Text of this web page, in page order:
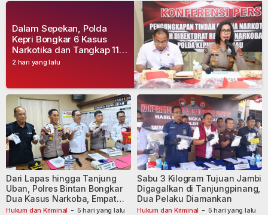
2 hari yang lalu
Dalam Sepekan, Polda
Kepri Bongkar 6 Kasus
Narkotika dan Tangkap 11
Tersangka
Hukum dan Kriminal - 5 hari yang lalu
Dari Lapas hingga Tanjung
Uban, Polres Bintan Bongkar
Dua Kasus Narkoba, Empat
Tersangka Dibekuk
Hukum dan Kriminal - 5 hari yang lalu
Sabu 3 Kilogram Tujuan Jambi
Digagalkan di Tanjungpinang,
Dua Pelaku Diamankan